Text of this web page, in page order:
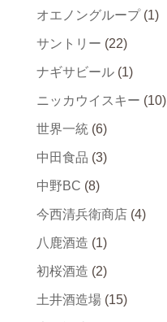
オエノングループ (1)
サントリー (22)
ナギサビール (1)
ニッカウイスキー (10)
世界一統 (6)
中田食品 (3)
中野BC (8)
今西清兵衛商店 (4)
八鹿酒造 (1)
初桜酒造 (2)
土井酒造場 (15)